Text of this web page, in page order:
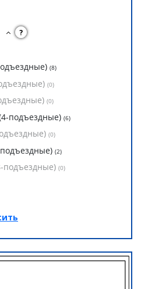
?
(8)
(0)
(0)
подъездные) (6)
(0)
(2)
подъездные) (0)